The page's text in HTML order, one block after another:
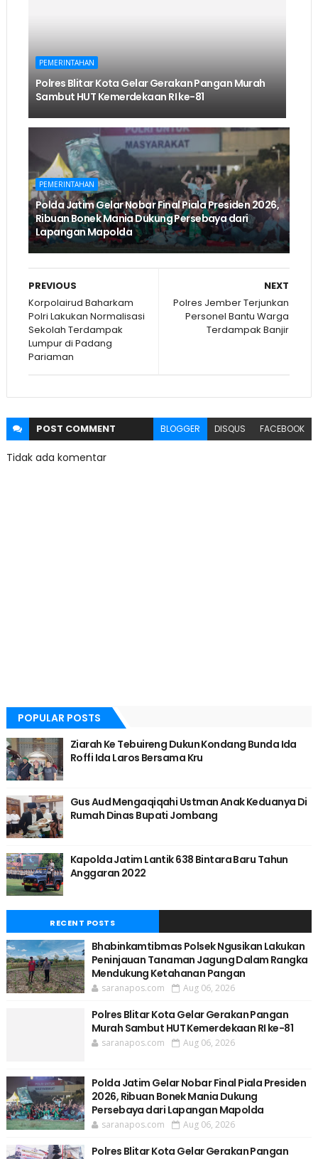
PEMERINTAHAN
Polres Blitar Kota Gelar Gerakan Pangan Murah
Sambut HUT Kemerdekaan RI ke-81
PEMERINTAHAN
Polda Jatim Gelar Nobar Final Piala Presiden 2026,
Ribuan Bonek Mania Dukung Persebaya dari
Lapangan Mapolda
NEXT
Polres Jember Terjunkan
Personel Bantu Warga
Terdampak Banjir
PREVIOUS
Korpolairud Baharkam
Polri Lakukan Normalisasi
Sekolah Terdampak
Lumpur di Padang
Pariaman
POST COMMENT BLOGGER DISQUS FACEBOOK
Tidak ada komentar
POPULAR POSTS
Ziarah Ke Tebuireng Dukun Kondang Bunda Ida
Roffi Ida Laros Bersama Kru
Gus Aud Mengaqiqahi Ustman Anak Keduanya Di
Rumah Dinas Bupati Jombang
Kapolda Jatim Lantik 638 Bintara Baru Tahun
Anggaran 2022
RECENT POSTS
Bhabinkamtibmas Polsek Ngusikan Lakukan
Peninjauan Tanaman Jagung Dalam Rangka
Mendukung Ketahanan Pangan
saranapos.com Aug 06, 2026
Polres Blitar Kota Gelar Gerakan Pangan
Murah Sambut HUT Kemerdekaan RI ke-81
saranapos.com Aug 06, 2026
Polda Jatim Gelar Nobar Final Piala Presiden
2026, Ribuan Bonek Mania Dukung
Persebaya dari Lapangan Mapolda
saranapos.com Aug 06, 2026
Polres Blitar Kota Gelar Gerakan Pangan